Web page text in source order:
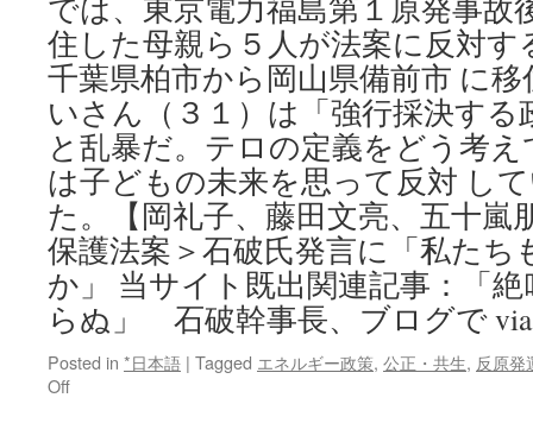
では、東京電力福島第１原発事故
住した母親ら５人が法案に反対
千葉県柏市から岡山県備前市 に
いさん（３１）は「強行採決す
と乱暴だ。テロの定義をどう考
は子どもの未来を思って反対 し
た。【岡礼子、藤田文亮、五十嵐
保護法案＞石破氏発言に「私た
か」 当サイト既出関連記事：「
らぬ」 石破幹事長、ブログで
Posted in *日本語 | Tagged エネルギー政策, 公正・共生, 反原発
Offon